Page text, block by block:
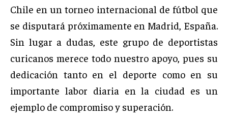
Chile en un torneo internacional de fútbol que
se disputará próximamente en Madrid, España.
Sin lugar a dudas, este grupo de deportistas
curicanos merece todo nuestro apoyo, pues su
dedicación tanto en el deporte como en su
importante labor diaria en la ciudad es un
ejemplo de compromiso y superación.